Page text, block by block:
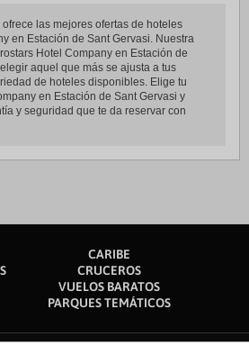
las mejores ofertas de hoteles
en Estación de Sant Gervasi. Nuestra
Hotel Company en Estación de
aquel que más se ajusta a tus
de hoteles disponibles. Elige tu
en Estación de Sant Gervasi y
y seguridad que te da reservar con
CARIBE
CRUCEROS
VUELOS BARATOS
PARQUES TEMÁTICOS